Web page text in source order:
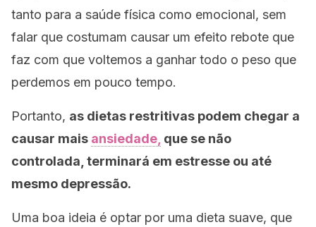
tanto para a saúde física como emocional, sem
falar que costumam causar um efeito rebote que
faz com que voltemos a ganhar todo o peso que
perdemos em pouco tempo.
Portanto, as dietas restritivas podem chegar a
causar mais ansiedade, que se não
controlada, terminará em estresse ou até
mesmo depressão.
Uma boa ideia é optar por uma dieta suave, que